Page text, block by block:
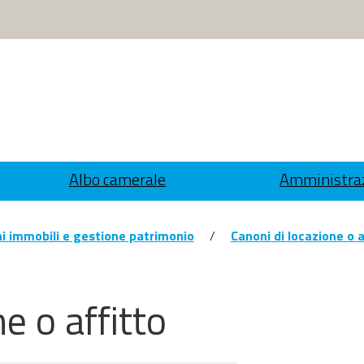
Albo camerale
immobili e gestione patrimonio / Canoni di locazione
o affitto